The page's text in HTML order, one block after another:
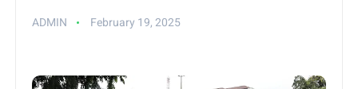
ADMIN February 19, 2025